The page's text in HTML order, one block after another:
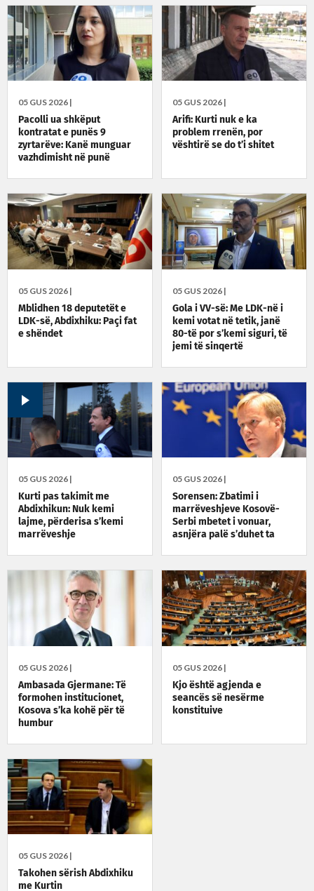
05 GUS 2026 |
Pacolli ua shkëput
kontratat e punës 9
zyrtarëve: Kanë munguar
vazhdimisht në punë
05 GUS 2026 |
Arifi: Kurti nuk e ka
problem rrenën, por
vështirë se do t’i shitet
05 GUS 2026 |
Mblidhen 18 deputetët e
LDK-së, Abdixhiku: Paçi fat
e shëndet
05 GUS 2026 |
Gola i VV-së: Me LDK-në i
kemi votat në tetik, janë
80-të por s’kemi siguri, të
jemi të sinqertë
05 GUS 2026 |
Kurti pas takimit me
Abdixhikun: Nuk kemi
lajme, përderisa s’kemi
marrëveshje
05 GUS 2026 |
Sorensen: Zbatimi i
marrëveshjeve Kosovë-
Serbi mbetet i vonuar,
asnjëra palë s’duhet ta
05 GUS 2026 |
Ambasada Gjermane: Të
formohen institucionet,
Kosova s’ka kohë për të
humbur
05 GUS 2026 |
Kjo është agjenda e
seancës së nesërme
konstituive
05 GUS 2026 |
Takohen sërish Abdixhiku
me Kurtin